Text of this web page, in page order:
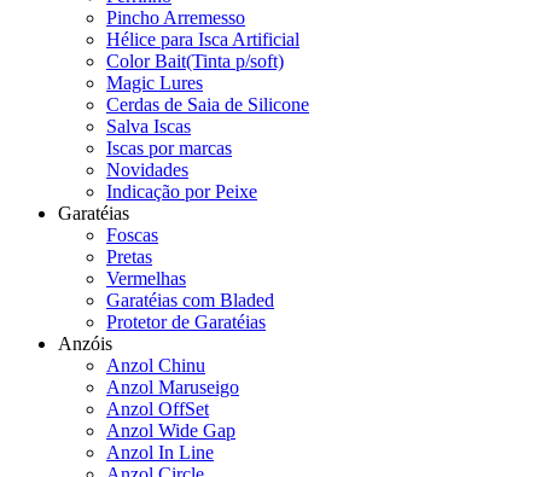
Pincho Arremesso
Hélice para Isca Artificial
Color Bait(Tinta p/soft)
Magic Lures
Cerdas de Saia de Silicone
Salva Iscas
Iscas por marcas
Novidades
Indicação por Peixe
Garatéias
Foscas
Pretas
Vermelhas
Garatéias com Bladed
Protetor de Garatéias
Anzóis
Anzol Chinu
Anzol Maruseigo
Anzol OffSet
Anzol Wide Gap
Anzol In Line